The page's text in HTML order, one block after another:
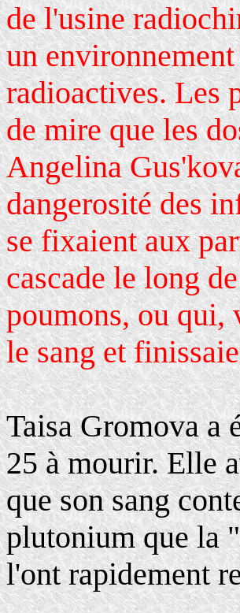
de l'usine
un
radioactives. Les
de mire que les
Angelina
dangerosité des
se fixaient aux
cascade le long
poumons, ou qui,
le sang et
Taisa Gromova a
25 à mourir. Elle
que son sang
plutonium que la
l'ont rapidement